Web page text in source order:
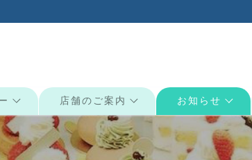
検索:
店舗のご案内 お知らせ